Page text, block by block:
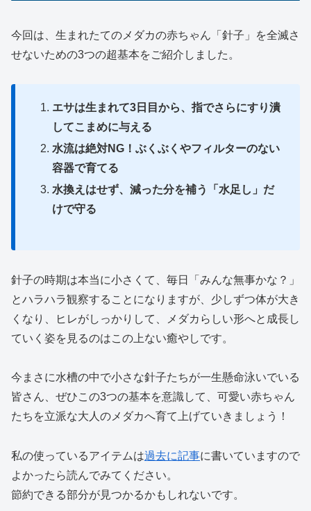
今回は、生まれたてのメダカの赤ちゃん「針子」を全滅さ
せないための3つの超基本をご紹介しました。
エサは生まれて3日目から、指でさらにすり潰
してこまめに与える
水流は絶対NG！ぶくぶくやフィルターのない
容器で育てる
水換えはせず、減った分を補う「水足し」だ
けで守る
針子の時期は本当に小さくて、毎日「みんな無事かな？」
とハラハラ観察することになりますが、少しずつ体が大き
くなり、ヒレがしっかりして、メダカらしい形へと成長し
ていく姿を見るのはこの上ない癒やしです。
今まさに水槽の中で小さな針子たちが一生懸命泳いでいる
皆さん、ぜひこの3つの基本を意識して、可愛い赤ちゃん
たちを立派な大人のメダカへ育て上げていきましょう！
私の使っているアイテムは過去に記事に書いていますので
よかったら読んでみてください。
節約できる部分が見つかるかもしれないです。